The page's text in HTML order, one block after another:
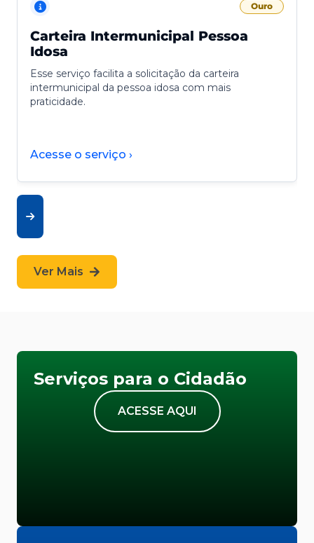
Ouro
Carteira Intermunicipal Pessoa
Idosa
Esse serviço facilita a solicitação da carteira
intermunicipal da pessoa idosa com mais
praticidade.
Acesse o serviço ›
Ver Mais
Serviços para o Cidadão
ACESSE AQUI